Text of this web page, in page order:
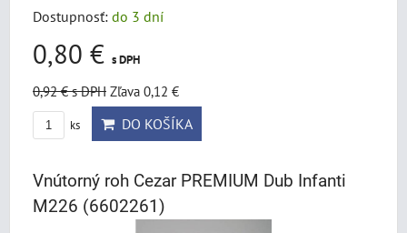
Dostupnosť: do 3 dní
0,80 € s DPH
0,92 €s DPH Zľava 0,12 €
ks DO KOŠÍKA
Vnútorný roh Cezar PREMIUM Dub Infanti
M226 (6602261)